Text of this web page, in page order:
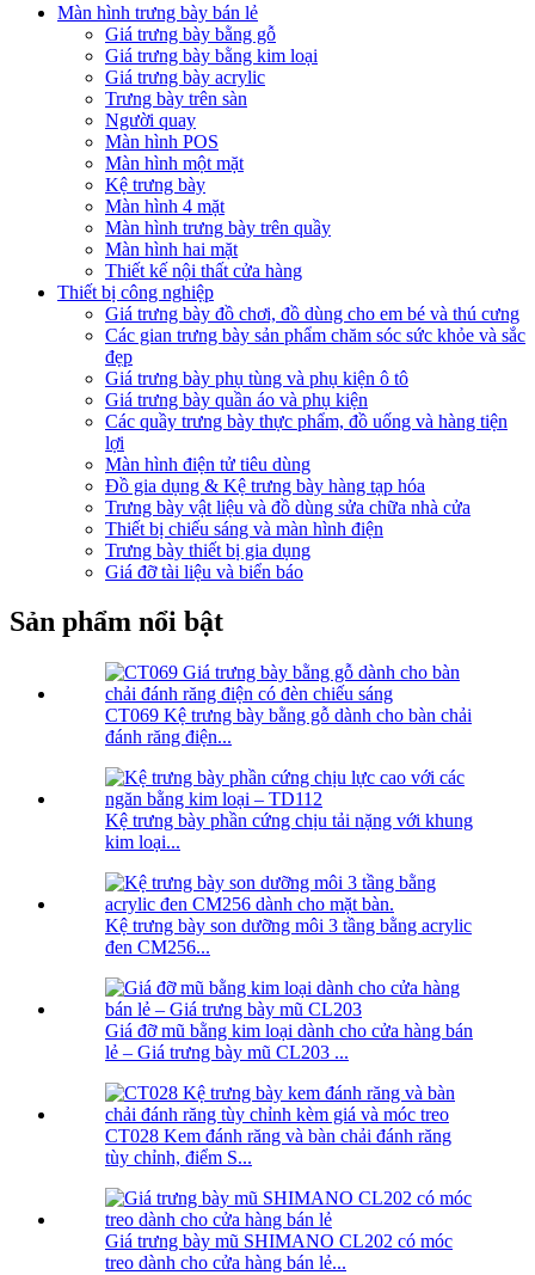
Màn hình trưng bày bán lẻ
Giá trưng bày bằng gỗ
Giá trưng bày bằng kim loại
Giá trưng bày acrylic
Trưng bày trên sàn
Người quay
Màn hình POS
Màn hình một mặt
Kệ trưng bày
Màn hình 4 mặt
Màn hình trưng bày trên quầy
Màn hình hai mặt
Thiết kế nội thất cửa hàng
Thiết bị công nghiệp
Giá trưng bày đồ chơi, đồ dùng cho em bé và thú cưng
Các gian trưng bày sản phẩm chăm sóc sức khỏe và sắc
đẹp
Giá trưng bày phụ tùng và phụ kiện ô tô
Giá trưng bày quần áo và phụ kiện
Các quầy trưng bày thực phẩm, đồ uống và hàng tiện
lợi
Màn hình điện tử tiêu dùng
Đồ gia dụng & Kệ trưng bày hàng tạp hóa
Trưng bày vật liệu và đồ dùng sửa chữa nhà cửa
Thiết bị chiếu sáng và màn hình điện
Trưng bày thiết bị gia dụng
Giá đỡ tài liệu và biển báo
Sản phẩm nổi bật
CT069 Kệ trưng bày bằng gỗ dành cho bàn chải
đánh răng điện...
Kệ trưng bày phần cứng chịu tải nặng với khung
kim loại...
Kệ trưng bày son dưỡng môi 3 tầng bằng acrylic
đen CM256...
Giá đỡ mũ bằng kim loại dành cho cửa hàng bán
lẻ – Giá trưng bày mũ CL203 ...
CT028 Kem đánh răng và bàn chải đánh răng
tùy chỉnh, điểm S...
Giá trưng bày mũ SHIMANO CL202 có móc
treo dành cho cửa hàng bán lẻ...